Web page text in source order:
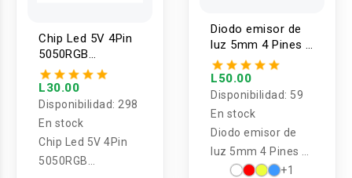
Chip Led 5V 4Pin
5050RGB
WS2812B
L30.00
Disponibilidad: 298
En stock
Chip Led 5V 4Pin
5050RGB
Diodo emisor de
luz 5mm 4 Pines 5
unidades
L50.00
Disponibilidad: 59
En stock
Diodo emisor de
luz 5mm 4 Pines 5
unidades
+1